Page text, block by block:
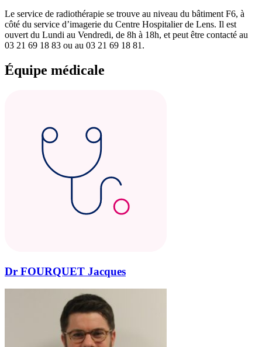
Le service de radiothérapie se trouve au niveau du bâtiment F6, à
côté du service d’imagerie du Centre Hospitalier de Lens. Il est
ouvert du Lundi au Vendredi, de 8h à 18h, et peut être contacté au
03 21 69 18 83 ou au 03 21 69 18 81.
Équipe médicale
Dr FOURQUET Jacques